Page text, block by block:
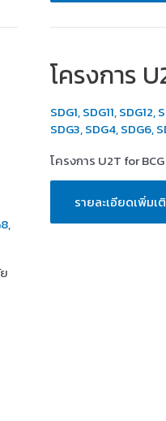
,
โครงการ
SDG1,SDG11,SDG12,
SDG3,SDG4,SDG6,
โครงการ U2T for BCG
โครงการ
U2T
for
รายละเอียดเพิ่มเ